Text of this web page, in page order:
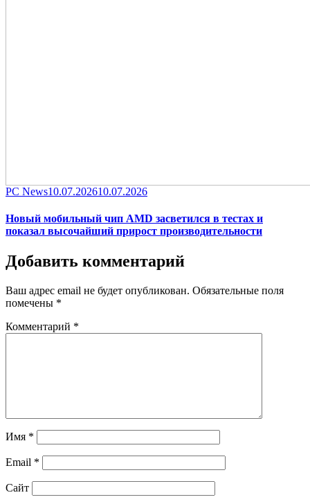
Category
PC NewsPosted
10.07.202610.07.2026
Новый мобильный чип AMD засветился в тестах и
показал высочайший прирост производительности
Добавить комментарий
Ваш адрес email не будет опубликован. Обязательные поля
помечены *
Комментарий *
Имя *
Email *
Сайт